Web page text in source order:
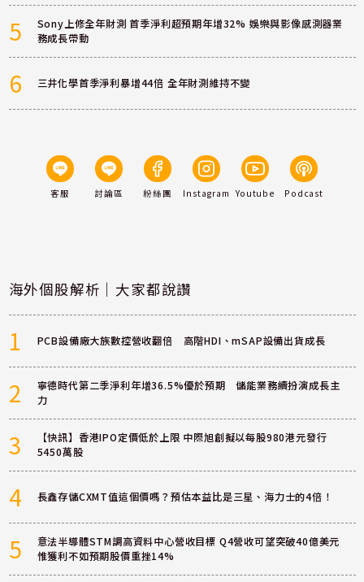
5
Sony上修全年財測 首季淨利超預期年增32% 娛樂與影像感測器業
務成長帶動
6 三井化學首季淨利暴增44倍 全年財測維持不變
客服 討論區 粉絲團 Instagram Youtube Podcast
海外個股解析｜大家都說讚
1 PCB設備廠大族數控營收翻倍 高階HDI、mSAP設備出貨成長
2
寧德時代第二季淨利年增36.5%優於預期 儲能業務續扮演成長主
力
3
【快訊】香港IPO定價低於上限 中際旭創擬以每股980港元發行
5450萬股
4 長鑫存儲CXMT值這個價嗎？預估本益比是三星、海力士的4倍！
5
意法半導體STM調高資料中心營收目標 Q4營收可望突破40億美元
惟獲利不如預期股價重挫14%